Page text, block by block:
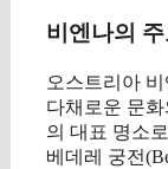
비엔나의
오스트리아
다채로운 문
의 대표 명소
베데레 궁전